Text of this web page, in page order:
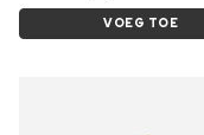
VOEG TOE